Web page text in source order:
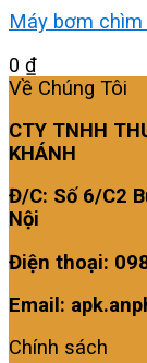
Máy bơm chìm
0 ₫
Về Chúng Tôi
CTY TNHH
KHÁNH
Đ/C: Số 6/C2
Nội
Điện thoại:
Email:
Chính sách